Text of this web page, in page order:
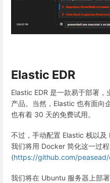
Elastic EDR
Elastic EDR 是一款易于部署，
产品。当然，Elastic 也有面向
也有着 30 天的免费试用。
不过，手动配置 Elastic 栈以及
我们将用 Docker 简化这一过
(https://github.com/
我们将在 Ubuntu 服务器上部